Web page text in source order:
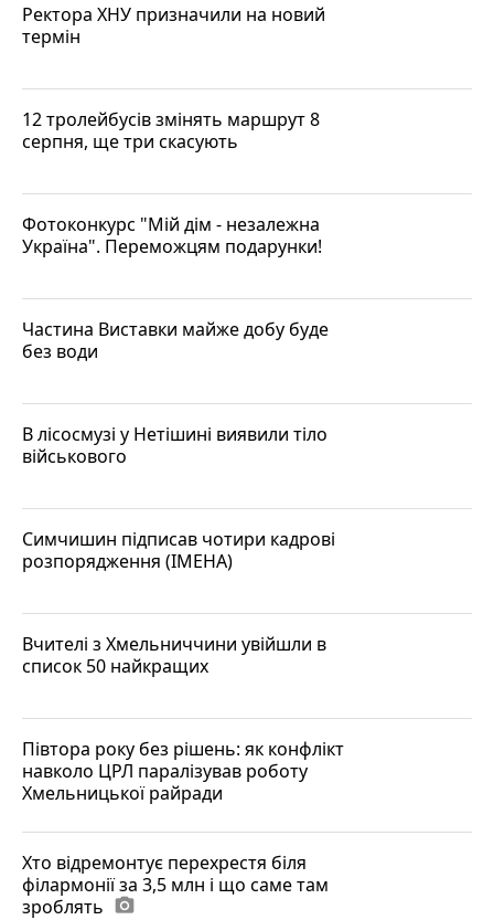
Ректора ХНУ призначили на новий
термін
12 тролейбусів змінять маршрут 8
серпня, ще три скасують
Фотоконкурс "Мій дім - незалежна
Україна". Переможцям подарунки!
Частина Виставки майже добу буде
без води
В лісосмузі у Нетішині виявили тіло
військового
Симчишин підписав чотири кадрові
розпорядження (ІМЕНА)
Вчителі з Хмельниччини увійшли в
список 50 найкращих
Півтора року без рішень: як конфлікт
навколо ЦРЛ паралізував роботу
Хмельницької райради
Хто відремонтує перехрестя біля
філармонії за 3,5 млн і що саме там
зроблять photo_camera